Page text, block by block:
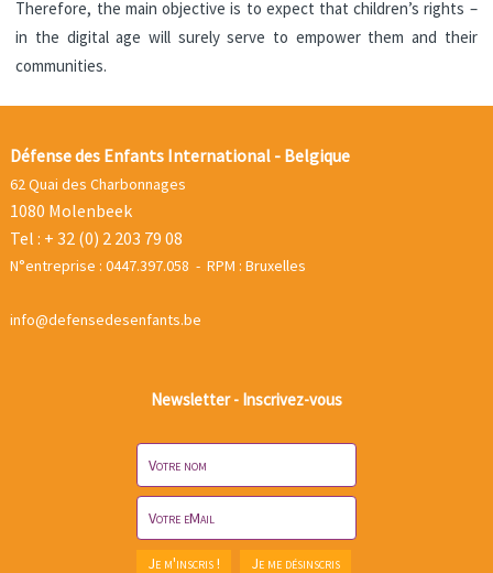
Therefore, the main objective is to expect that children’s rights –
in the digital age will surely serve to empower them and their
communities.
Défense des Enfants International - Belgique
62 Quai des Charbonnages
1080 Molenbeek
Tel : + 32 (0) 2 203 79 08
N°entreprise : 0447.397.058 - RPM : Bruxelles
info@defensedesenfants.be
Newsletter - Inscrivez-vous